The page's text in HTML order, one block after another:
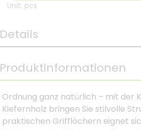
Unit: pcs
Details
Produktinformationen
Ordnung ganz natürlich – mit der
Kiefernholz bringen Sie stilvolle
praktischen Grifflöchern eignet